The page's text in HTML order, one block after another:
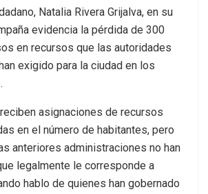
Natalia Rivera Grijalva, en su
evidencia la pérdida de 300
en recursos que las autoridades
exigido para la ciudad en los
asignaciones de recursos
en el número de habitantes, pero
anteriores administraciones no han
legalmente le corresponde a
hablo de quienes han gobernado